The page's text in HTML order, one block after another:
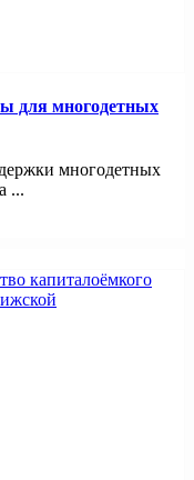
для многодетных
многодетных
...